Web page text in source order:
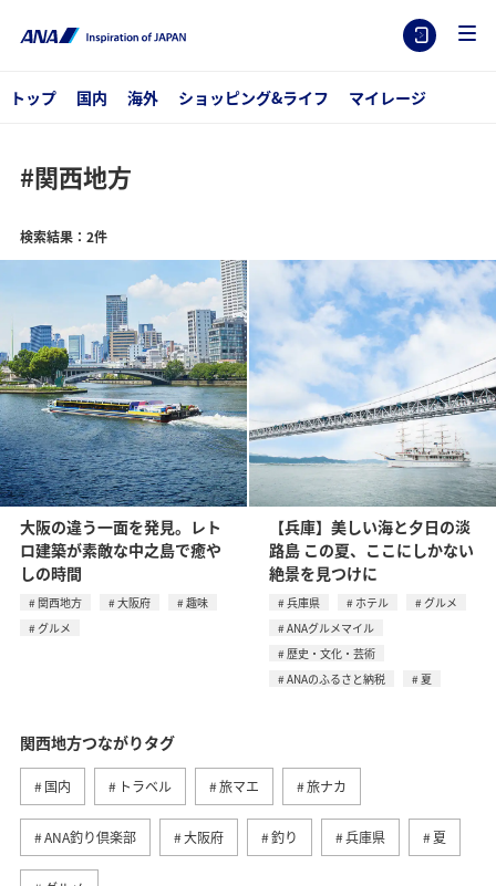
トップ 国内 海外 ショッピング&ライフ マイレージ
#関西地方
検索結果：2件
大阪の違う一面を発見。レト
ロ建築が素敵な中之島で癒や
しの時間
関西地方 大阪府
趣味
グルメ
【兵庫】美しい海と夕日の淡
路島 この夏、ここにしかない
絶景を見つけに
兵庫県 ホテル
グルメ
ANAグルメマイル
歴史・文化・芸術
ANAのふるさと納税
夏
関西地方つながりタグ
国内 トラベル 旅マエ 旅ナカ
ANA釣り倶楽部 大阪府 釣り 兵庫県 夏